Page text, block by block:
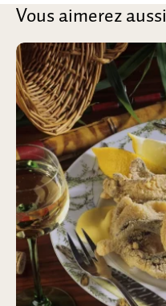
Vous aimerez aussi